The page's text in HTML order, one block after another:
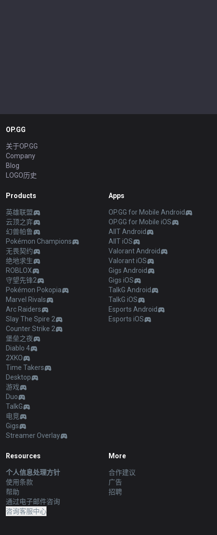
OP.GG
关于OP.GG
Company
Blog
LOGO历史
Products
英雄联盟
云顶之弈
幻兽帕鲁
Pokémon Champions
无畏契约
绝地求生
ROBLOX
守望先锋2
Pokémon Pokopia
Marvel Rivals
Arc Raiders
Slay The Spire 2
Counter Strike 2
堡垒之夜
Diablo 4
2XKO
Time Takers
Desktop
游戏
Duo
TalkG
电竞
Gigs
Streamer Overlay
Apps
OP.GG for Mobile Android
OP.GG for Mobile iOS
AllT Android
AllT iOS
Valorant Android
Valorant iOS
Gigs Android
Gigs iOS
TalkG Android
TalkG iOS
Esports Android
Esports iOS
Resources
个人信息处理方针
使用条款
帮助
通过电子邮件咨询
咨询客服中心
More
合作建议
广告
招聘